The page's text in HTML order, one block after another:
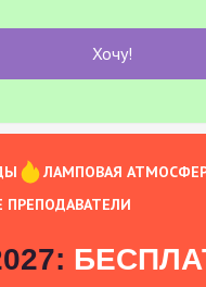
Хочу!
ЛАМПОВАЯ
ПРЕПОДАВАТЕЛИ